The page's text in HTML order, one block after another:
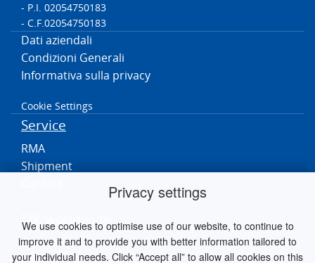
Privacy settings
We use cookies to optimise use of our website, to continue to
improve it and to provide you with better information tailored to
your individual needs. Click “Accept all” to allow all cookies on this
- P.I. 02054750183
- C.F.02054750183
Dati aziendali
Condizioni Generali
Informativa sulla privacy
Cookie Settings
Service
RMA
Shipment
MK worldwide
Germania
Paesi Bassi